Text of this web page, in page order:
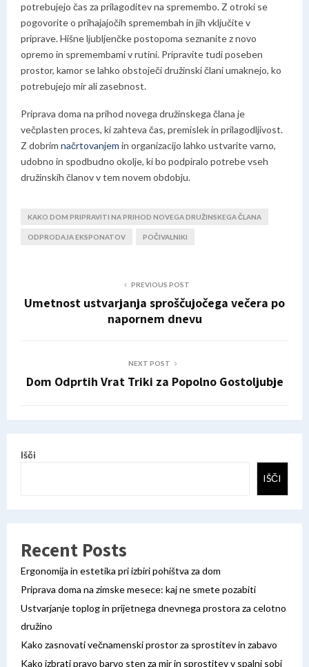
potrebujejo čas za prilagoditev na spremembo. Z otroki se
pogovorite o prihajajočih spremembah in jih vključite v
priprave. Hišne ljubljenčke postopoma seznanite z novo
opremo in spremembami v rutini. Pripravite tudi poseben
prostor, kamor se lahko obstoječi družinski člani umaknejo, ko
potrebujejo mir ali zasebnost.
Priprava doma na prihod novega družinskega člana je
večplasten proces, ki zahteva čas, premislek in prilagodljivost.
Z dobrim načrtovanjem in organizacijo lahko ustvarite varno,
udobno in spodbudno okolje, ki bo podpiralo potrebe vseh
družinskih članov v tem novem obdobju.
KAKO DOM PRIPRAVITI NA PRIHOD NOVEGA DRUŽINSKEGA ČLANA
ODPRODAJA EKSPONATOV POČIVALNIKI
PREVIOUS POST
Umetnost ustvarjanja sproščujočega večera po
napornem dnevu
NEXT POST
Dom Odprtih Vrat Triki za Popolno Gostoljubje
Išči
IŠČI
Recent Posts
Ergonomija in estetika pri izbiri pohištva za dom
Priprava doma na zimske mesece: kaj ne smete pozabiti
Ustvarjanje toplog in prijetnega dnevnega prostora za celotno
družino
Kako zasnovati večnamenski prostor za sprostitev in zabavo
Kako izbrati pravo barvo sten za mir in sprostitev v spalni sobi